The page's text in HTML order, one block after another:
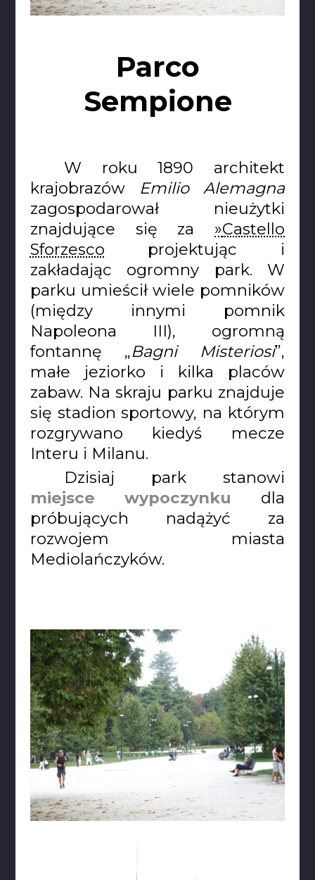
Parco
Sempione
W roku 1890 architekt
krajobrazów Emilio Alemagna
zagospodarował nieużytki
znajdujące się za
Castello
Sforzesco projektując i
zakładając ogromny park. W
parku umieścił wiele pomników
(między innymi pomnik
Napoleona III), ogromną
fontannę „Bagni Misteriosi”,
małe jeziorko i kilka placów
zabaw. Na skraju parku znajduje
się stadion sportowy, na którym
rozgrywano kiedyś mecze
Interu i Milanu.
Dzisiaj park stanowi
miejsce wypoczynku dla
próbujących nadążyć za
rozwojem miasta
Mediolańczyków.